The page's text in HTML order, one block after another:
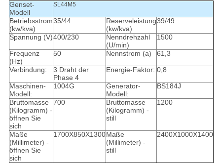
Genset-
Modell
SL44M5
Betriebsstrom
(kw/kva)
35/44
Reserveleistung
(kw/kva)
39/49
Spannung (V)400/230
Nenndrehzahl
(U/min)
1500
Frequenz
(Hz)
50 Nennstrom (a) 61,3
Verbindung:
3 Draht der
Phase 4
Energie-Faktor: 0,8
Maschinen-
Modell:
1004G
Generator-
Modell:
BS184J
Bruttomasse
(Kilogramm) -
öffnen Sie
sich
700
Bruttomasse
(Kilogramm) -
still
1200
Maße
(Millimeter) -
öffnen Sie
sich
1700X850X1300Maße
(Millimeter) -
still
2400X1000X1400